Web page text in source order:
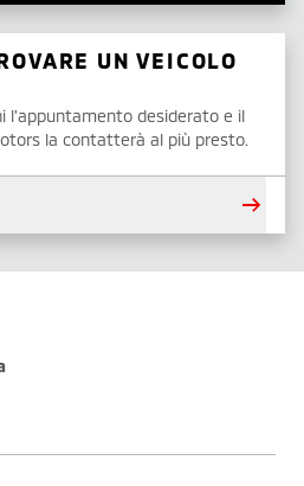
UN VEICOLO
l'appuntamento desiderato e il
la contatterà al più presto.